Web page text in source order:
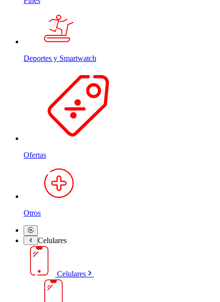
Deportes y Smartwatch
Ofertas
Otros
Celulares
Celulares